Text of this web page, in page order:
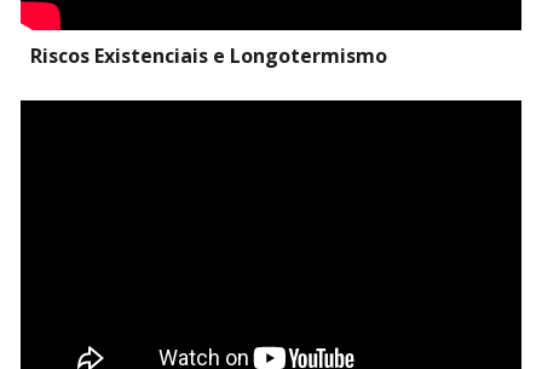
Riscos Existenciais e Longotermismo